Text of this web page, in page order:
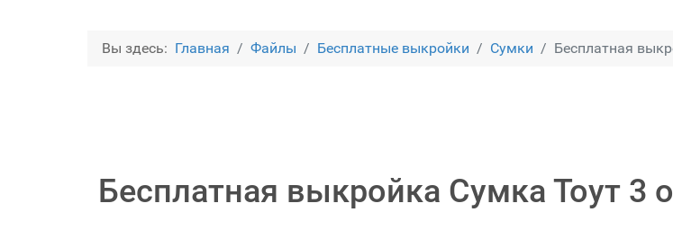
Вы здесь: Главная Файлы Бесплатные выкройки Сумки Бесплатная
Бесплатная выкройка Сумка Тоут 3